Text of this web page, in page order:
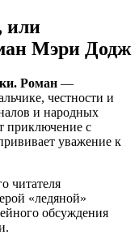
или
Мэри Додж
Роман —
честности и
и народных
приключение с
уважение к
читателя
«ледяной»
обсуждения